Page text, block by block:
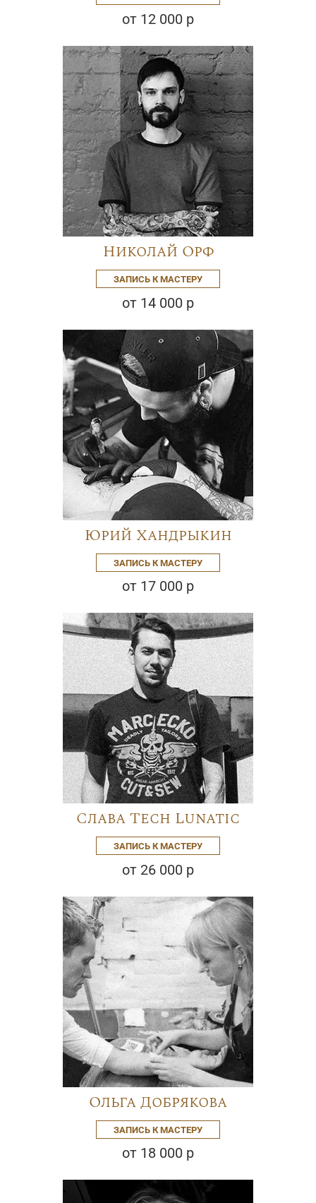
от 12 000 р
Николай Орф
ЗАПИСЬ К МАСТЕРУ
от 14 000 р
Юрий Хандрыкин
ЗАПИСЬ К МАСТЕРУ
от 17 000 р
Слава Tech Lunatic
ЗАПИСЬ К МАСТЕРУ
от 26 000 р
Ольга Добрякова
ЗАПИСЬ К МАСТЕРУ
от 18 000 р